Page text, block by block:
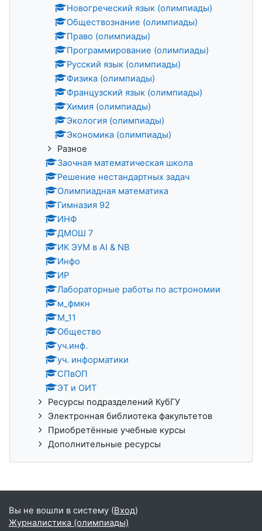
Новогреческий язык (олимпиады)
Обществознание (олимпиады)
Право (олимпиады)
Программирование (олимпиады)
Русский язык (олимпиады)
Физика (олимпиады)
Французский язык (олимпиады)
Химия (олимпиады)
Экология (олимпиады)
Экономика (олимпиады)
Разное
Заочная математическая школа
Решение нестандартных задач
Олимпиадная математика
Гимназия 92
ИНФ
ДМОШ 7
ИК ЭУМ в AI & NB
Инфо
ИР
Лабораторные работы по астрономии
м_фмкн
М_11
Общество
уч.инф.
уч. информатики
СПвОП
ЭТ и ОИТ
Ресурсы подразделений КубГУ
Электронная библиотека факультетов
Приобретённые учебные курсы
Дополнительные ресурсы
Вы не вошли в систему (Вход)
Журналистика (олимпиады)